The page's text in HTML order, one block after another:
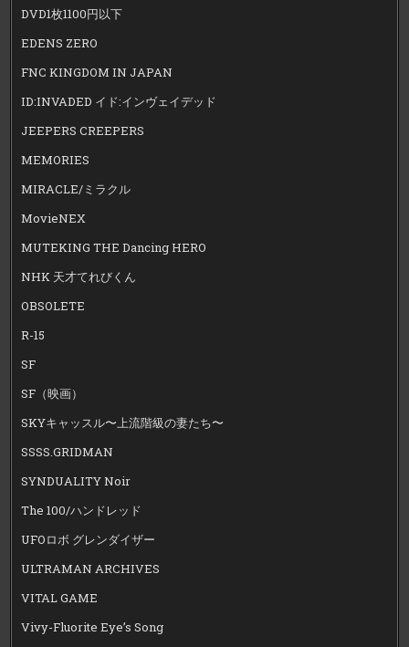
DVD1枚1100円以下
EDENS ZERO
FNC KINGDOM IN JAPAN
ID:INVADED イド:インヴェイデッド
JEEPERS CREEPERS
MEMORIES
MIRACLE/ミラクル
MovieNEX
MUTEKING THE Dancing HERO
NHK 天才てれびくん
OBSOLETE
R-15
SF
SF（映画）
SKYキャッスル〜上流階級の妻たち〜
SSSS.GRIDMAN
SYNDUALITY Noir
The 100/ハンドレッド
UFOロボ グレンダイザー
ULTRAMAN ARCHIVES
VITAL GAME
Vivy-Fluorite Eye’s Song